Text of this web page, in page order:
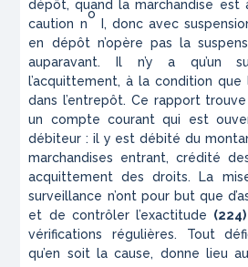
dépôt, quand la marchandise est
caution n
o
I, donc avec
en dépôt n’opère pas la
auparavant. Il n’y a qu’un
l’acquittement, à la condition
dans l’entrepôt. Ce rapport
un compte courant qui est
débiteur : il y est débité du
marchandises entrant, crédité
acquittement des droits. La
surveillance n’ont pour but que
et de contrôler l’exactitude (224)
vérifications régulières. Tout
qu’en soit la cause, donne lieu